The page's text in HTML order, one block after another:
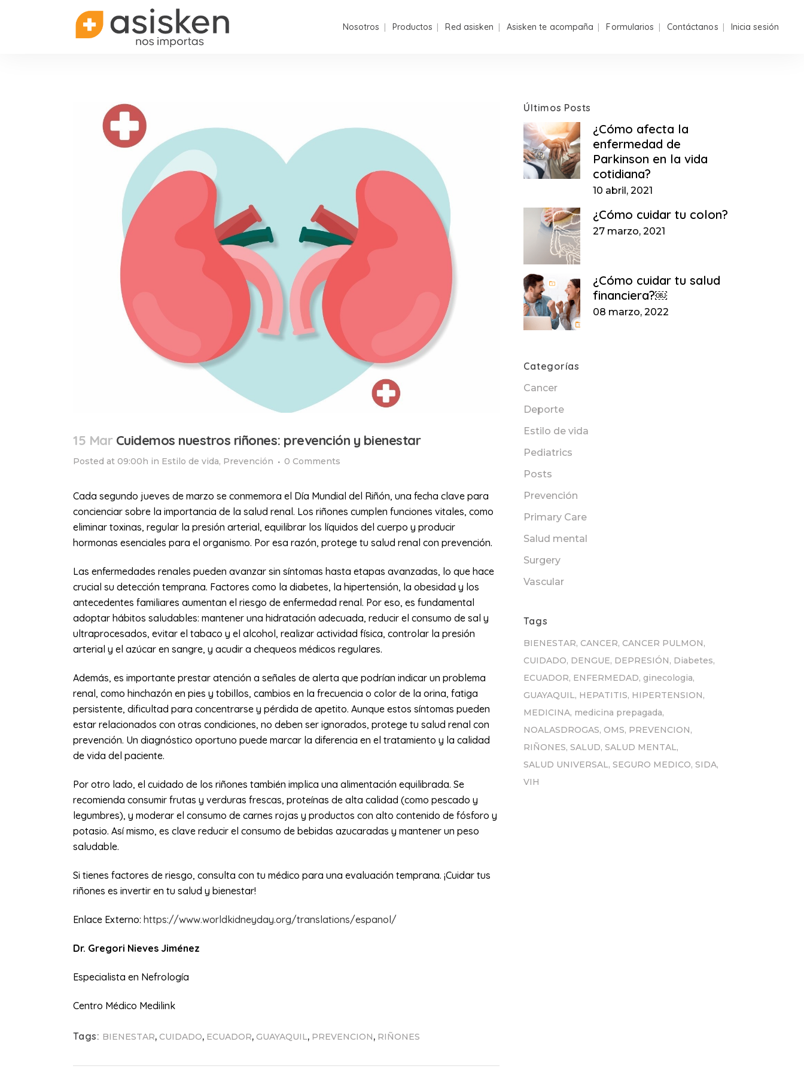
Nosotros Productos Red asisken Asisken te acompaña Formularios Contáctanos Inicia sesión
15 MarCuidemos nuestros riñones: prevención y bienestar
Posted at 09:00h in Estilo de vida, Prevención 0 Comments
Cada segundo jueves de marzo se conmemora el Día Mundial del Riñón, una fecha clave para
concienciar sobre la importancia de la salud renal. Los riñones cumplen funciones vitales, como
eliminar toxinas, regular la presión arterial, equilibrar los líquidos del cuerpo y producir
hormonas esenciales para el organismo. Por esa razón, protege tu salud renal con prevención.
Las enfermedades renales pueden avanzar sin síntomas hasta etapas avanzadas, lo que hace
crucial su detección temprana. Factores como la diabetes, la hipertensión, la obesidad y los
antecedentes familiares aumentan el riesgo de enfermedad renal. Por eso, es fundamental
adoptar hábitos saludables: mantener una hidratación adecuada, reducir el consumo de sal y
ultraprocesados, evitar el tabaco y el alcohol, realizar actividad física, controlar la presión
arterial y el azúcar en sangre, y acudir a chequeos médicos regulares.
Además, es importante prestar atención a señales de alerta que podrían indicar un problema
renal, como hinchazón en pies y tobillos, cambios en la frecuencia o color de la orina, fatiga
persistente, dificultad para concentrarse y pérdida de apetito. Aunque estos síntomas pueden
estar relacionados con otras condiciones, no deben ser ignorados, protege tu salud renal con
prevención. Un diagnóstico oportuno puede marcar la diferencia en el tratamiento y la calidad
de vida del paciente.
Por otro lado, el cuidado de los riñones también implica una alimentación equilibrada. Se
recomienda consumir frutas y verduras frescas, proteínas de alta calidad (como pescado y
legumbres), y moderar el consumo de carnes rojas y productos con alto contenido de fósforo y
potasio. Así mismo, es clave reducir el consumo de bebidas azucaradas y mantener un peso
saludable.
Si tienes factores de riesgo, consulta con tu médico para una evaluación temprana. ¡Cuidar tus
riñones es invertir en tu salud y bienestar!
Enlace Externo: https://www.worldkidneyday.org/translations/espanol/
Dr. Gregori Nieves Jiménez
Especialista en Nefrología
Centro Médico Medilink
Tags: BIENESTAR, CUIDADO, ECUADOR, GUAYAQUIL, PREVENCION, RIÑONES
Últimos Posts
¿Cómo afecta la
enfermedad de
Parkinson en la vida
cotidiana?
10 abril, 2021
¿Cómo cuidar tu colon?
27 marzo, 2021
¿Cómo cuidar tu salud
financiera?￼
08 marzo, 2022
Categorías
Cancer
Deporte
Estilo de vida
Pediatrics
Posts
Prevención
Primary Care
Salud mental
Surgery
Vascular
Tags
BIENESTAR CANCER CANCER PULMON
CUIDADO DENGUE DEPRESIÓN Diabetes
ECUADOR ENFERMEDAD ginecologia
GUAYAQUIL HEPATITIS HIPERTENSION
MEDICINA medicina prepagada
NOALASDROGAS OMS PREVENCION
RIÑONES SALUD SALUD MENTAL
SALUD UNIVERSAL SEGURO MEDICO SIDA
VIH